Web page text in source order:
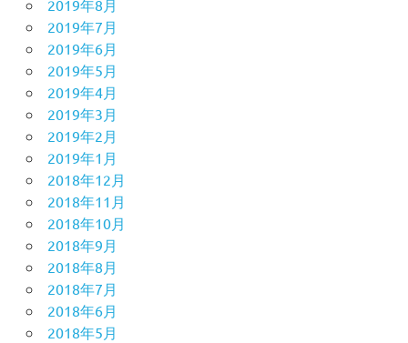
2019年8月
2019年7月
2019年6月
2019年5月
2019年4月
2019年3月
2019年2月
2019年1月
2018年12月
2018年11月
2018年10月
2018年9月
2018年8月
2018年7月
2018年6月
2018年5月